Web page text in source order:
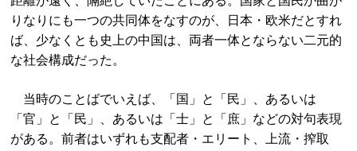
りなりにも一つの共同体をなすのが、日本・欧米だとすれ
ば、少なくとも史上の中国は、両者一体とならない二元的
な社会構成だった。
当時のことばでいえば、「国」と「民」、あるいは
「官」と「民」、あるいは「士」と「庶」などの対句表現
がある。前者はいずれも支配者・エリート、上流・搾取